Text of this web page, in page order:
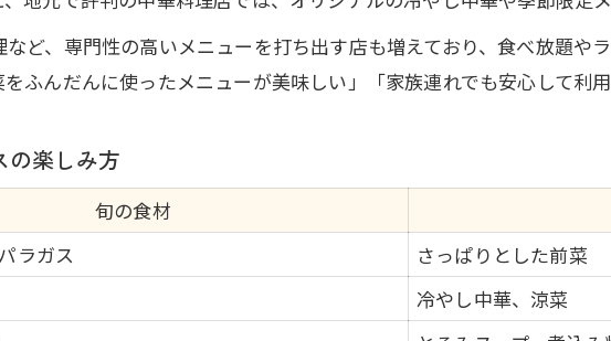
ど、専門性の高いメニューを打ち出す店も増えており、食べ放題や
ふんだんに使ったメニューが美味しい」「家族連れでも安心して利
の楽しみ方
旬の食材
ラガス
さっぱりとした前菜
冷やし中華、涼菜